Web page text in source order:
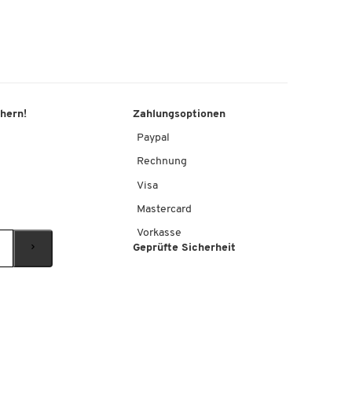
Zahlungsoptionen
Paypal
Rechnung
Visa
Mastercard
Vorkasse
Geprüfte Sicherheit